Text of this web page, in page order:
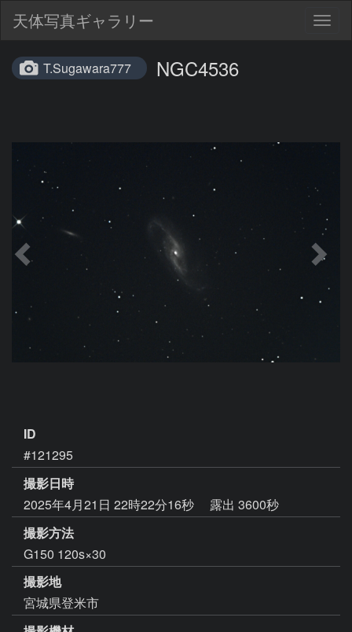
天体写真ギャラリー
T.Sugawara777 NGC4536
ID
#121295
撮影日時
2025年4月21日 22時22分16秒
露出 3600秒
撮影方法
G150 120s×30
撮影地
宮城県登米市